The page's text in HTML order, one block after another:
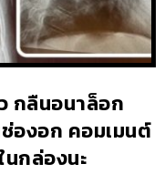
กลืนอนาล็อก
องอก คอมเมนต์
นกล่องนะ